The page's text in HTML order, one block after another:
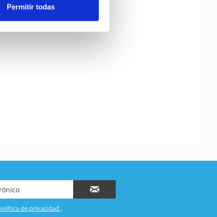
Permitir todas
de privacidad .